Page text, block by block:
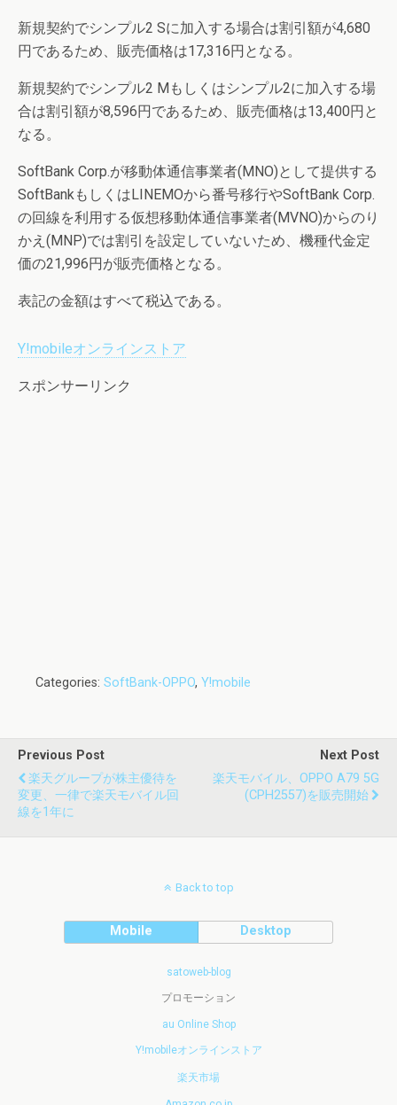
新規契約でシンプル2 Sに加入する場合は割引額が4,680
円であるため、販売価格は17,316円となる。
新規契約でシンプル2 Mもしくはシンプル2に加入する場
合は割引額が8,596円であるため、販売価格は13,400円と
なる。
SoftBank Corp.が移動体通信事業者(MNO)として提供する
SoftBankもしくはLINEMOから番号移行やSoftBank Corp.
の回線を利用する仮想移動体通信事業者(MVNO)からのり
かえ(MNP)では割引を設定していないため、機種代金定
価の21,996円が販売価格となる。
表記の金額はすべて税込である。
Y!mobileオンラインストア
スポンサーリンク
Categories: SoftBank-OPPO, Y!mobile
Previous Post
楽天グループが株主優待を
変更、一律で楽天モバイル回
線を1年に
Next Post
楽天モバイル、OPPO A79 5G
(CPH2557)を販売開始
Back to top
Mobile Desktop
satoweb-blog
プロモーション
au Online Shop
Y!mobileオンラインストア
楽天市場